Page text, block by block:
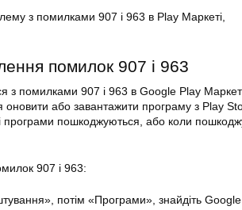
з помилками 907 і 963 в Play Маркеті
помилок 907 і 963
з помилками 907 і 963 в Google Play
або завантажити програму з Play
пошкоджуються, або коли
907 і 963:
потім «Програми», знайдіть Google